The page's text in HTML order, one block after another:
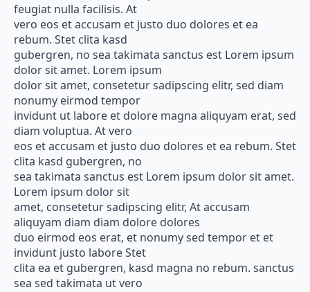
feugiat nulla facilisis. At
vero eos et accusam et justo duo dolores et ea
rebum. Stet clita kasd
gubergren, no sea takimata sanctus est Lorem ipsum
dolor sit amet. Lorem ipsum
dolor sit amet, consetetur sadipscing elitr, sed diam
nonumy eirmod tempor
invidunt ut labore et dolore magna aliquyam erat, sed
diam voluptua. At vero
eos et accusam et justo duo dolores et ea rebum. Stet
clita kasd gubergren, no
sea takimata sanctus est Lorem ipsum dolor sit amet.
Lorem ipsum dolor sit
amet, consetetur sadipscing elitr, At accusam
aliquyam diam diam dolore dolores
duo eirmod eos erat, et nonumy sed tempor et et
invidunt justo labore Stet
clita ea et gubergren, kasd magna no rebum. sanctus
sea sed takimata ut vero